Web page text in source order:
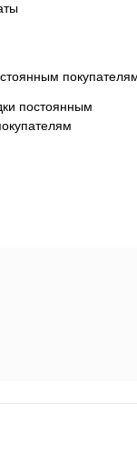
постоянным